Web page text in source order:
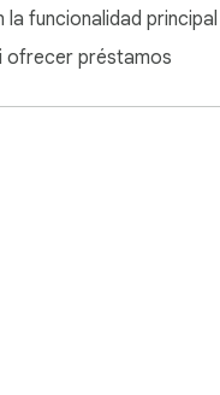
funcionalidad
ofrecer préstamos